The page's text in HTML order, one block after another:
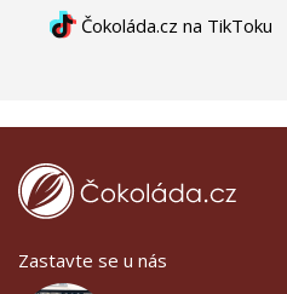
Čokoláda.cz na TikToku
Zastavte se u nás